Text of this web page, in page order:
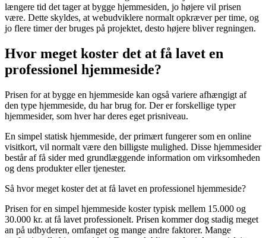
længere tid det tager at bygge hjemmesiden, jo højere vil prisen
være. Dette skyldes, at webudviklere normalt opkræver per time, og
jo flere timer der bruges på projektet, desto højere bliver regningen.
Hvor meget koster det at få lavet en
professionel hjemmeside?
Prisen for at bygge en hjemmeside kan også variere afhængigt af
den type hjemmeside, du har brug for. Der er forskellige typer
hjemmesider, som hver har deres eget prisniveau.
En simpel statisk hjemmeside, der primært fungerer som en online
visitkort, vil normalt være den billigste mulighed. Disse hjemmesider
består af få sider med grundlæggende information om virksomheden
og dens produkter eller tjenester.
Så hvor meget koster det at få lavet en professionel hjemmeside?
Prisen for en simpel hjemmeside koster typisk mellem 15.000 og
30.000 kr. at få lavet professionelt. Prisen kommer dog stadig meget
an på udbyderen, omfanget og mange andre faktorer. Mange